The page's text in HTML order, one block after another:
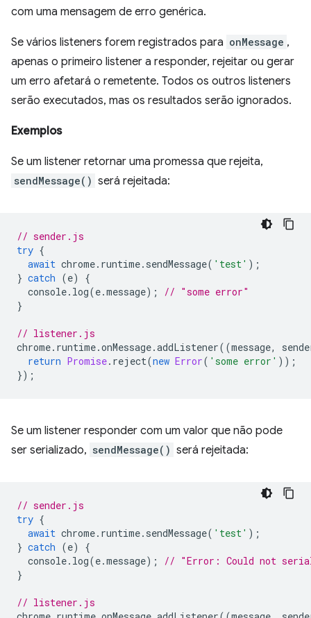
com uma mensagem de erro genérica.
Se vários listeners forem registrados para onMessage ,
apenas o primeiro listener a responder, rejeitar ou gerar
um erro afetará o remetente. Todos os outros listeners
serão executados, mas os resultados serão ignorados.
Exemplos
Se um listener retornar uma promessa que rejeita,
sendMessage() será rejeitada:
// sender.js
try {
await chrome. runtime. sendMessage( 'test' );
} catch (e)
{
console. log(e.message);
// "some error"
}
// listener.js
chrome. runtime.onMessage.addListener((message,
return Promise. reject(new Error( 'some error' ));
});
Se um listener responder com um valor que não pode
ser serializado, sendMessage() será rejeitada:
// sender.js
try {
await chrome. runtime. sendMessage( 'test' );
} catch (e)
{
console. log(e.message);
// "Error: Could not
}
// listener.js